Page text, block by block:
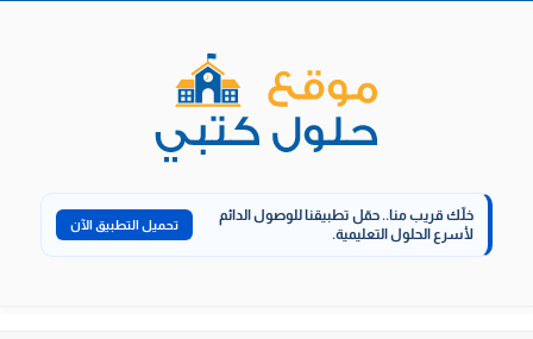
خلّك قريب منا.. حمّل تطبيقنا للوصول الدائم
لأسرع الحلول التعليمية.
تحميل التطبيق الآن